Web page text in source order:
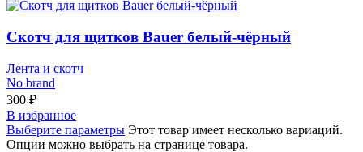
Скотч для щитков Bauer белый-чёрный
Лента и скотч
No brand
300 ₽
В избранное
Выберите параметры Этот товар имеет несколько вариаций.
Опции можно выбрать на странице товара.